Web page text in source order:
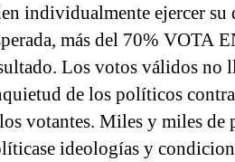
individualmente ejercer su
más del 70% VOTA
Los votos válidos no
de los políticos
votantes. Miles y miles de
ideologías y